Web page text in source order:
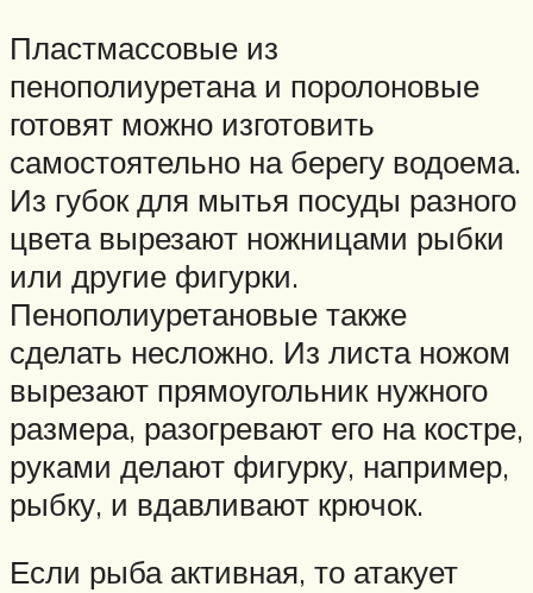
Пластмассовые из
пенополиуретана и поролоновые
готовят можно изготовить
самостоятельно на берегу водоема.
Из губок для мытья посуды разного
цвета вырезают ножницами рыбки
или другие фигурки.
Пенополиуретановые также
сделать несложно. Из листа ножом
вырезают прямоугольник нужного
размера, разогревают его на костре,
руками делают фигурку, например,
рыбку, и вдавливают крючок.
Если рыба активная, то атакует